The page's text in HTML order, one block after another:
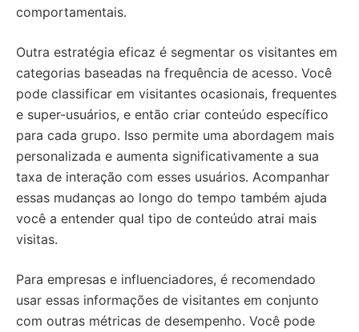
comportamentais.
Outra estratégia eficaz é segmentar os visitantes em
categorias baseadas na frequência de acesso. Você
pode classificar em visitantes ocasionais, frequentes
e super-usuários, e então criar conteúdo específico
para cada grupo. Isso permite uma abordagem mais
personalizada e aumenta significativamente a sua
taxa de interação com esses usuários. Acompanhar
essas mudanças ao longo do tempo também ajuda
você a entender qual tipo de conteúdo atrai mais
visitas.
Para empresas e influenciadores, é recomendado
usar essas informações de visitantes em conjunto
com outras métricas de desempenho. Você pode